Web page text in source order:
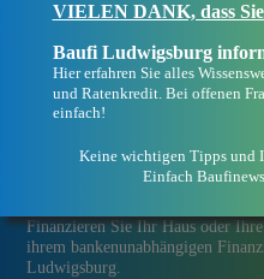
Finanzieren Sie Ihr Haus oder
ihrem bankenunabhängigen
Ludwigsburg.
VIELEN DANK, dass Sie
Baufi Ludwigsburg
Hier erfahren Sie alles
und Ratenkredit. Bei offenen
einfach!
Keine wichtigen Tipps und
Einfach